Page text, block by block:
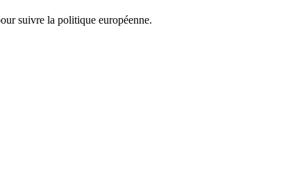
suivre la politique européenne.